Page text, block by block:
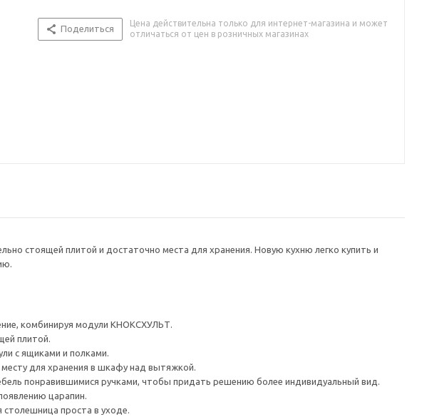
Поделиться
Цена действительна только для интернет-магазина и может
отличаться от цен в розничных магазинах
стоящей плитой и достаточно места для хранения. Новую кухню легко купить и
комбинируя модули КНОКСХУЛЬТ.
плитой.
с ящиками и полками.
для хранения в шкафу над вытяжкой.
понравившимися ручками, чтобы придать решению более индивидуальный вид.
царапин.
столешница проста в уходе.